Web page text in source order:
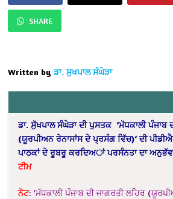
SHARE
Written by ਡਾ. ਸੁਖਪਾਲ ਸੰਘੇੜਾ
ਡਾ. ਸੁੱਖਪਾਲ ਸੰਘੇੜਾ ਦੀ ਪੁਸਤਕ ‘ਮੱਧਕਾਲੀ ਪੰਜਾਬ
(ਯੂਰਪੀਅਨ ਰੇਨਾਸਾਂਸ ਦੇ ਪ੍ਰਸੰਗ ਵਿੱਚ)‘ਦੀ
ਪਾਠਕਾਂ ਦੇ ਰੂਬਰੂ ਕਰਦਿਅਾਂ ਪਰਸੰਨਤਾ ਦਾ ਅਨੁਭੱਵ
ਟੀਮ
ਨੋਟ: ‘ਮੱਧਕਾਲੀ ਪੰਜਾਬ ਦੀ ਜਾਗਰਤੀ ਲਹਿਰ